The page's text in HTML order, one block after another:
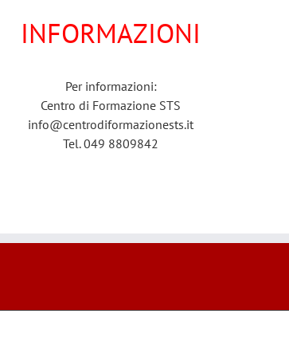
INFORMAZIONI
Per informazioni:
Centro di Formazione STS
info@centrodiformazionests.it
Tel. 049 8809842